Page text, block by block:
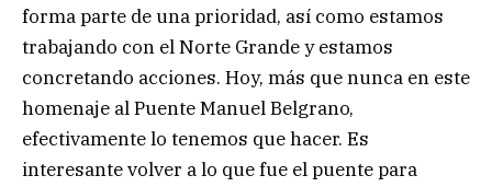
forma parte de una prioridad, así como estamos
trabajando con el Norte Grande y estamos
concretando acciones. Hoy, más que nunca en este
homenaje al Puente Manuel Belgrano,
efectivamente lo tenemos que hacer. Es
interesante volver a lo que fue el puente para